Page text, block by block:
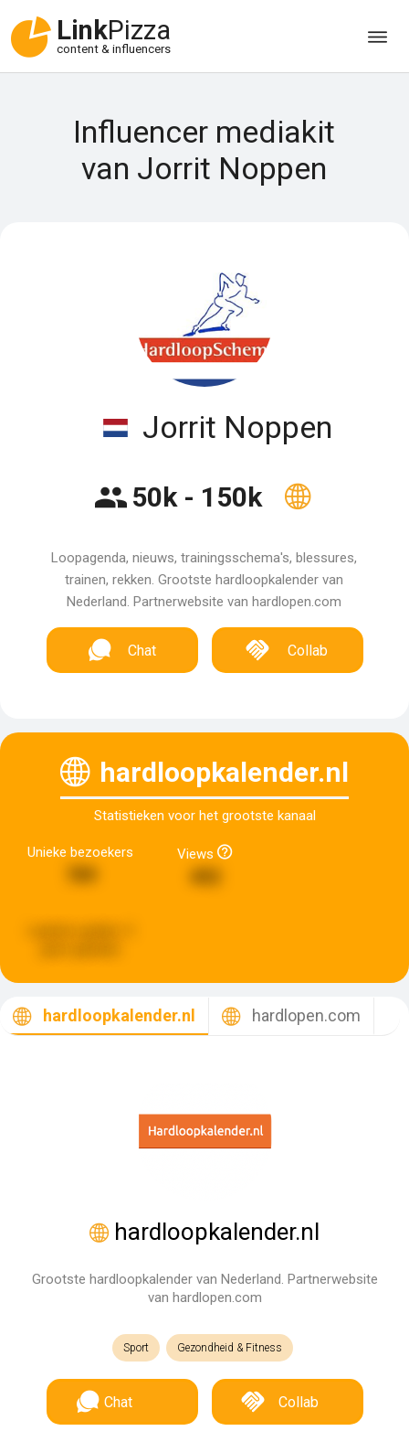
LinkPizza
content & influencers
Influencer mediakit
van Jorrit Noppen
Jorrit Noppen
50k - 150k
Loopagenda, nieuws, trainingsschema's, blessures,
trainen, rekken. Grootste hardloopkalender van
Nederland. Partnerwebsite van hardlopen.com
Chat Collab
hardloopkalender.nl
Statistieken voor het grootste kanaal
Unieke bezoekers Views
hardloopkalender.nl hardlopen.com
hardloopkalender.nl
Grootste hardloopkalender van Nederland. Partnerwebsite
van hardlopen.com
Sport Gezondheid & Fitness
Chat Collab